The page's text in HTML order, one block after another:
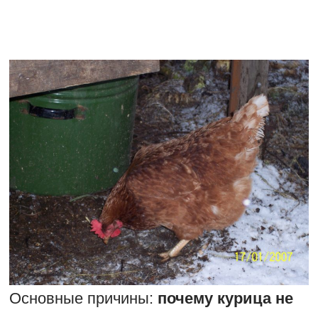
Основные причины: почему курица не